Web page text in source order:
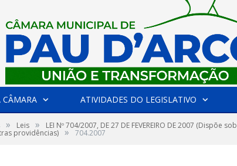
CÂMARA ATIVIDADES DO LEGISLATIVO
» Leis » LEI Nº 704/2007, DE 27 DE FEVEREIRO DE 2007
providências) » 704.2007